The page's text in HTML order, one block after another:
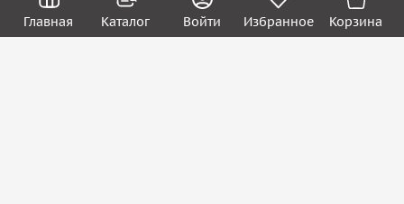
Главная Каталог Избранное
Войти Корзина
Вакансии
Контакты